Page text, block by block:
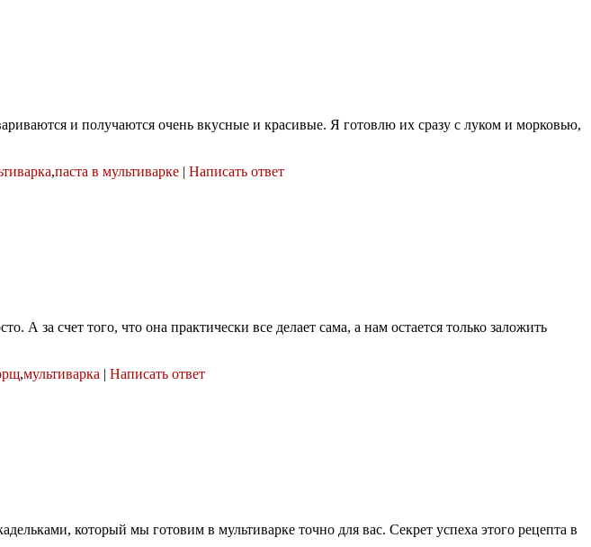
и получаются очень вкусные и красивые. Я готовлю их сразу с луком и морковью,
,паста в мультиварке | Написать ответ
А за счет того, что она практически все делает сама, а нам остается только заложить
,мультиварка | Написать ответ
который мы готовим в мультиварке точно для вас. Секрет успеха этого рецепта в